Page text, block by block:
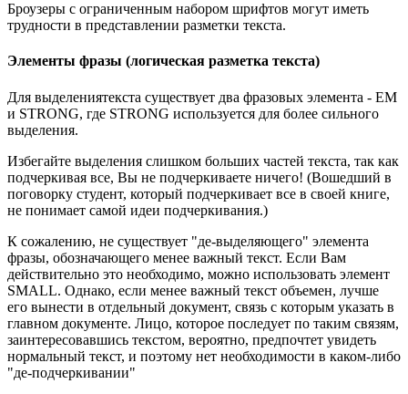
Броузеры с ограниченным набором шрифтов могут иметь
трудности в представлении разметки текста.
Элементы фразы (логическая разметка текста)
Для выделениятекста существует два фразовых элемента - EM
и STRONG, где STRONG используется для более сильного
выделения.
Избегайте выделения слишком больших частей текста, так как
подчеркивая все, Вы не подчеркиваете ничего! (Вошедший в
поговорку студент, который подчеркивает все в своей книге,
не понимает самой идеи подчеркивания.)
К сожалению, не существует "де-выделяющего" элемента
фразы, обозначающего менее важный текст. Если Вам
действительно это необходимо, можно использовать элемент
SMALL. Однако, если менее важный текст объемен, лучше
его вынести в отдельный документ, связь с которым указать в
главном документе. Лицо, которое последует по таким связям,
заинтересовавшись текстом, вероятно, предпочтет увидеть
нормальный текст, и поэтому нет необходимости в каком-либо
"де-подчеркивании"